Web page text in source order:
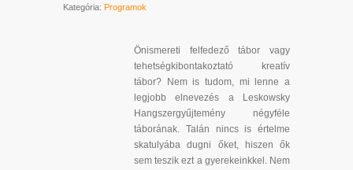
Kategória: Programok
Önismereti felfedező tábor vagy
tehetségkibontakoztató kreatív
tábor? Nem is tudom, mi lenne a
legjobb elnevezés a Leskowsky
Hangszergyűjtemény négyféle
táborának. Talán nincs is értelme
skatulyába dugni őket, hiszen ők
sem teszik ezt a gyerekeinkkel. Nem